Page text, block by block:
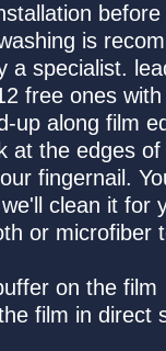
Allow 72 hours
Frequent
Only wash your
wash and gives
Remove any
Resist the urge
from the edges
back. Bring it in,
Only use soft
Avoid using a
Do not wipe or